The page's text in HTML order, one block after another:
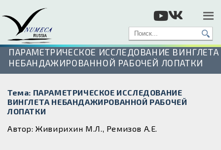
ПАРАМЕТРИЧЕСКОЕ ИССЛЕДОВАНИЕ ВИНГЛЕТА
НЕБАНДАЖИРОВАННОЙ РАБОЧЕЙ ЛОПАТКИ
Тема: ПАРАМЕТРИЧЕСКОЕ ИССЛЕДОВАНИЕ
ВИНГЛЕТА НЕБАНДАЖИРОВАННОЙ РАБОЧЕЙ
ЛОПАТКИ
Автор: Живирихин М.Л., Ремизов А.Е.